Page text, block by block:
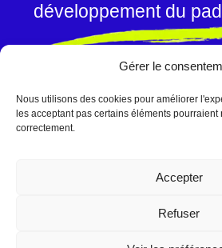
Gérer le
Nous utilisons des cookies pour améliorer
les acceptant pas certains éléments
correctement.
Accepter
Refuser
développement du
Des contenus et un
reconnus par les experts
internationaux de
Conditions